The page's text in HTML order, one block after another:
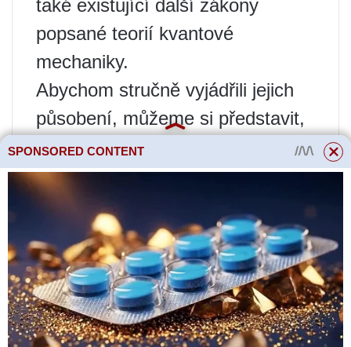
také existující další zákony
popsané teorií kvantové
mechaniky.
Abychom stručně vyjádřili jejich
působení, můžeme si představit,
že pohyb elektronů uvnitř kovů je
brzděn těžkými „houpajícími se“
velkými ionty, které poskytují
dodatečný odpor.
SPONSORED CONTENT